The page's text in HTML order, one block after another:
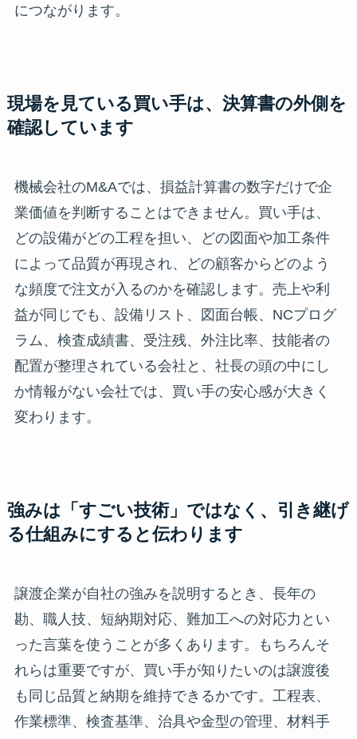
につながります。
現場を見ている買い手は、決算書の外側を
確認しています
機械会社のM&Aでは、損益計算書の数字だけで企
業価値を判断することはできません。買い手は、
どの設備がどの工程を担い、どの図面や加工条件
によって品質が再現され、どの顧客からどのよう
な頻度で注文が入るのかを確認します。売上や利
益が同じでも、設備リスト、図面台帳、NCプログ
ラム、検査成績書、受注残、外注比率、技能者の
配置が整理されている会社と、社長の頭の中にし
か情報がない会社では、買い手の安心感が大きく
変わります。
強みは「すごい技術」ではなく、引き継げ
る仕組みにすると伝わります
譲渡企業が自社の強みを説明するとき、長年の
勘、職人技、短納期対応、難加工への対応力とい
った言葉を使うことが多くあります。もちろんそ
れらは重要ですが、買い手が知りたいのは譲渡後
も同じ品質と納期を維持できるかです。工程表、
作業標準、検査基準、治具や金型の管理、材料手